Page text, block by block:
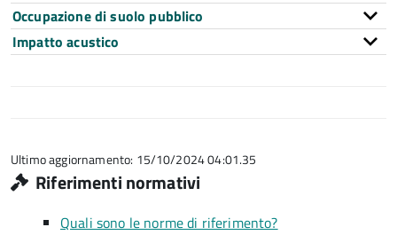
Occupazione di suolo pubblico
Impatto acustico
Ultimo aggiornamento: 15/10/2024 04:01.35
Riferimenti normativi
Quali sono le norme di riferimento?